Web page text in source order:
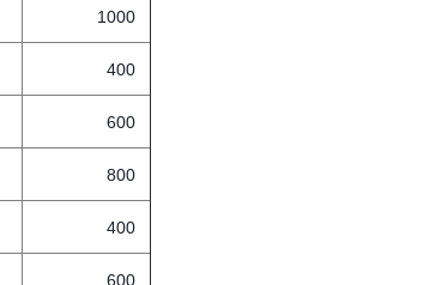
1000
400
600
800
400
600